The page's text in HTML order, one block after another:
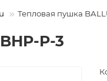
Тепловая пушка
P-3